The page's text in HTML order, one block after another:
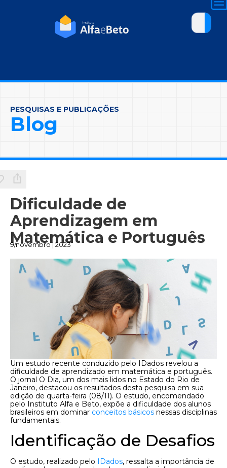
PESQUISAS E PUBLICAÇÕES
Blog
Dificuldade de
Aprendizagem em
Matemática e Português
9/novembro | 2023
Um estudo recente conduzido pelo IDados revelou a
dificuldade de aprendizado em matemática e português.
O jornal O Dia, um dos mais lidos no Estado do Rio de
Janeiro, destacou os resultados desta pesquisa em sua
edição de quarta-feira (08/11). O estudo, encomendado
pelo Instituto Alfa e Beto, expõe a dificuldade dos alunos
brasileiros em dominar conceitos básicos nessas disciplinas
fundamentais.
Identificação de Desafios
O estudo, realizado pelo IDados, ressalta a importância de